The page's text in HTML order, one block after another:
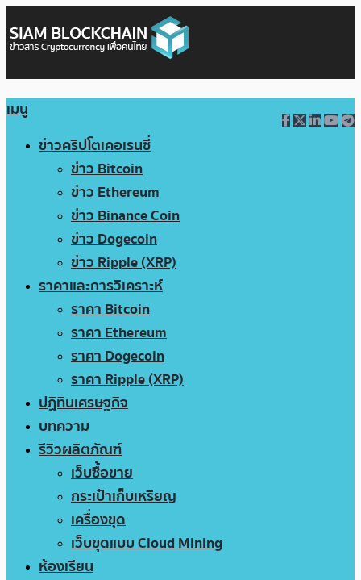
เมนู
ข่าวคริปโตเคอเรนซี่
ข่าว Bitcoin
ข่าว Ethereum
ข่าว Binance Coin
ข่าว Dogecoin
ข่าว Ripple (XRP)
ราคาและการวิเคราะห์
ราคา Bitcoin
ราคา Ethereum
ราคา Dogecoin
ราคา Ripple (XRP)
ปฏิทินเศรษฐกิจ
บทความ
รีวิวผลิตภัณฑ์
เว็บซื้อขาย
กระเป๋าเก็บเหรียญ
เครื่องขุด
เว็บขุดแบบ Cloud Mining
ห้องเรียน